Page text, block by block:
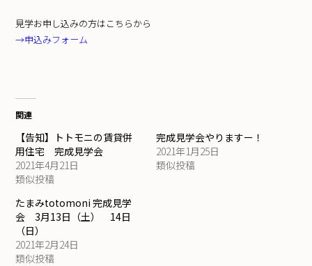
見学お申し込みの方はこちらから
→申込みフォーム
関連
【告知】トトモニの賃貸併
用住宅 完成見学会
2021年4月21日
類似投稿
完成見学会やりますー！
2021年1月25日
類似投稿
たまみtotomoni 完成見学
会 3月13日（土） 14日
（日）
2021年2月24日
類似投稿